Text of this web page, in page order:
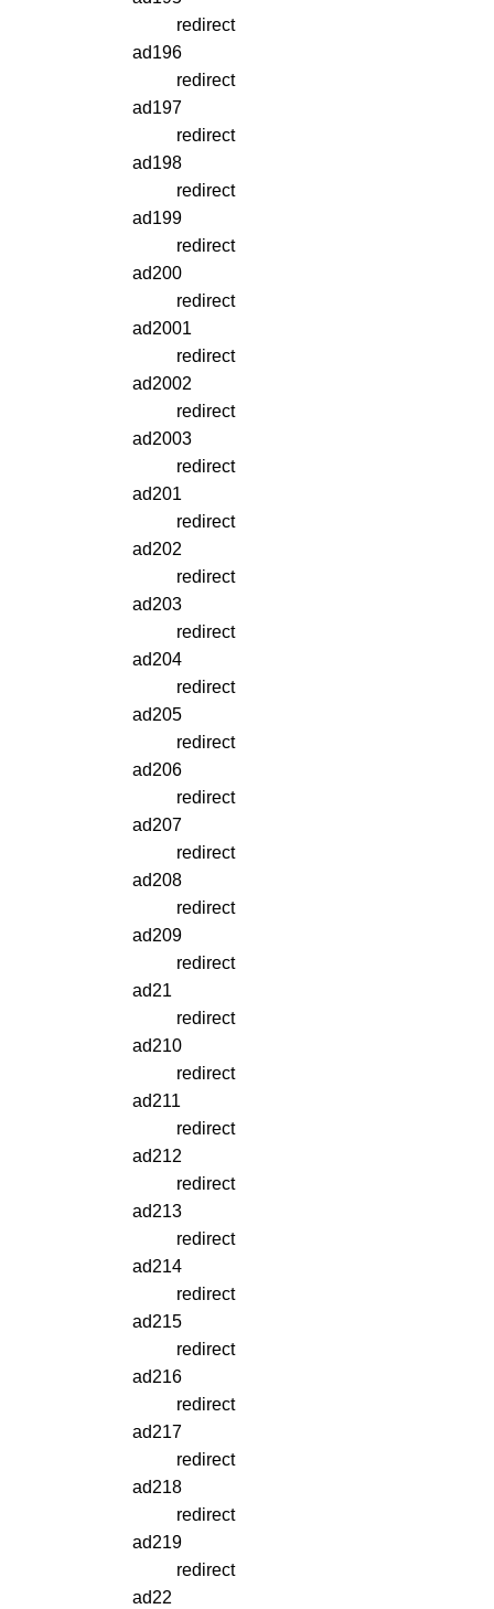
redirect
ad196
redirect
ad197
redirect
ad198
redirect
ad199
redirect
ad200
redirect
ad2001
redirect
ad2002
redirect
ad2003
redirect
ad201
redirect
ad202
redirect
ad203
redirect
ad204
redirect
ad205
redirect
ad206
redirect
ad207
redirect
ad208
redirect
ad209
redirect
ad21
redirect
ad210
redirect
ad211
redirect
ad212
redirect
ad213
redirect
ad214
redirect
ad215
redirect
ad216
redirect
ad217
redirect
ad218
redirect
ad219
redirect
ad22